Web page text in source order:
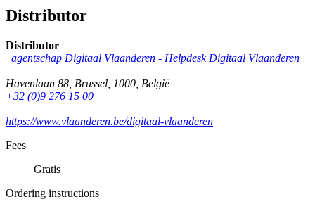
Distributor
Distributor
agentschap Digitaal Vlaanderen - Helpdesk Digitaal Vlaanderen
Havenlaan 88 Brussel 1000 België
+32 (0)9 276 15 00
https://www.vlaanderen.be/digitaal-vlaanderen
Fees
Gratis
Ordering instructions